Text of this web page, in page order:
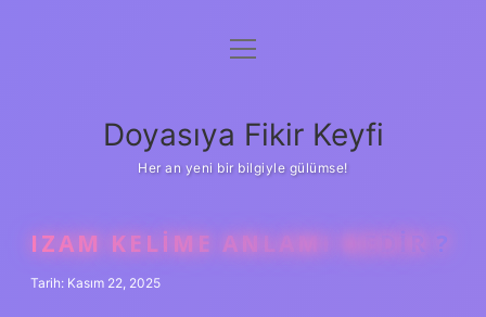
Anasayfa
Yasal Uyarı
menüyü
Doyasıya Fikir Keyfi
Her an yeni bir bilgiyle gülümse!
IZAM KELIME ANLAMI NEDIR ?
Tarih: Kasım 22, 2025